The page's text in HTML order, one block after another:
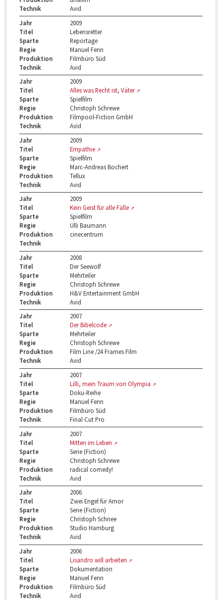
Technik
Avid
Jahr
2009
Titel
Lebensretter
Sparte
Reportage
Regie
Manuel Fenn
Produktion
Filmbüro Süd
Technik
Avid
Jahr
2009
Titel
Alles was Recht ist, Väter
Sparte
Spielfilm
Regie
Christoph Schrewe
Produktion
Filmpool-Fiction GmbH
Technik
Avid
Jahr
2009
Titel
Empathie
Sparte
Spielfilm
Regie
Marc-Andreas Bochert
Produktion
Tellux
Technik
Avid
Jahr
2009
Titel
Kein Geist für alle Fälle
Sparte
Spielfilm
Regie
Ulli Baumann
Produktion
cinecentrum
Technik
Jahr
2008
Titel
Der Seewolf
Sparte
Mehrteiler
Regie
Christoph Schrewe
Produktion
H&V Entertainment GmbH
Technik
Avid
Jahr
2007
Titel
Der Bibelcode
Sparte
Mehrteiler
Regie
Christoph Schrewe
Produktion
Film Line /24 Frames Film
Technik
Avid
Jahr
2007
Titel
Lilli, mein Traum von Olympia
Sparte
Doku-Reihe
Regie
Manuel Fenn
Produktion
Filmbüro Süd
Technik
Final Cut Pro
Jahr
2007
Titel
Mitten im Leben
Sparte
Serie (Fiction)
Regie
Christoph Schrewe
Produktion
radical comedy!
Technik
Avid
Jahr
2006
Titel
Zwei Engel für Amor
Sparte
Serie (Fiction)
Regie
Christoph Schnee
Produktion
Studio Hamburg
Technik
Avid
Jahr
2006
Titel
Lisandro will arbeiten
Sparte
Dokumentation
Regie
Manuel Fenn
Produktion
Filmbüro Süd
Technik
Avid